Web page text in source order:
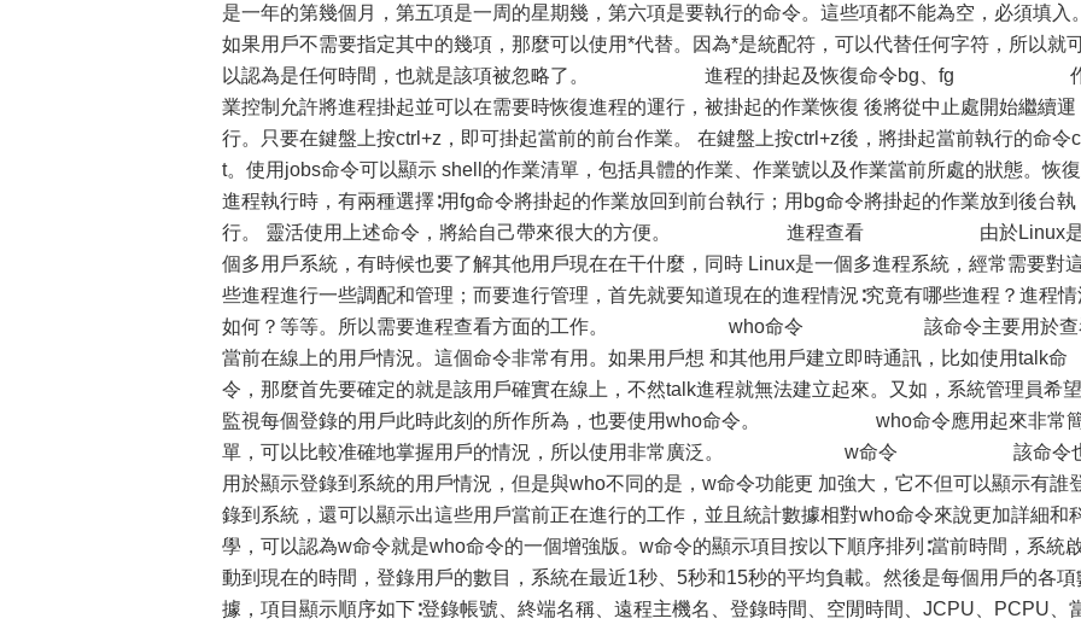
是一年的第幾個月，第五項是一周的星期幾，第六項是要執行的命令。這些項都不能為空，必須填入。
如果用戶不需要指定其中的幾項，那麼可以使用*代替。因為*是統配符，可以代替任何字符，所以就
以認為是任何時間，也就是該項被忽略了。 進程的掛起及恢復命令bg、fg
業控制允許將進程掛起並可以在需要時恢復進程的運行，被掛起的作業恢復 後將從中止處開始繼續運
行。只要在鍵盤上按ctrl+z，即可掛起當前的前台作業。 在鍵盤上按ctrl+z後，將掛起當前執行的命令
t。使用jobs命令可以顯示 shell的作業清單，包括具體的作業、作業號以及作業當前所處的狀態。恢復
進程執行時，有兩種選擇∶用fg命令將掛起的作業放回到前台執行；用bg命令將掛起的作業放到後台執
行。 靈活使用上述命令，將給自己帶來很大的方便。 進程查看 由於Linux
個多用戶系統，有時候也要了解其他用戶現在在干什麼，同時 Linux是一個多進程系統，經常需要對
些進程進行一些調配和管理；而要進行管理，首先就要知道現在的進程情況∶究竟有哪些進程？進程情
如何？等等。所以需要進程查看方面的工作。 who命令 該命令主要用於查
當前在線上的用戶情況。這個命令非常有用。如果用戶想 和其他用戶建立即時通訊，比如使用talk命
令，那麼首先要確定的就是該用戶確實在線上，不然talk進程就無法建立起來。又如，系統管理員希望
監視每個登錄的用戶此時此刻的所作所為，也要使用who命令。 who命令應用起來非常
單，可以比較准確地掌握用戶的情況，所以使用非常廣泛。 w命令 該命令
用於顯示登錄到系統的用戶情況，但是與who不同的是，w命令功能更 加強大，它不但可以顯示有誰
錄到系統，還可以顯示出這些用戶當前正在進行的工作，並且統計數據相對who命令來說更加詳細和
學，可以認為w命令就是who命令的一個增強版。w命令的顯示項目按以下順序排列∶當前時間，系統
動到現在的時間，登錄用戶的數目，系統在最近1秒、5秒和15秒的平均負載。然後是每個用戶的各項
據，項目顯示順序如下∶登錄帳號、終端名稱、遠程主機名、登錄時間、空閒時間、JCPU、PCPU、